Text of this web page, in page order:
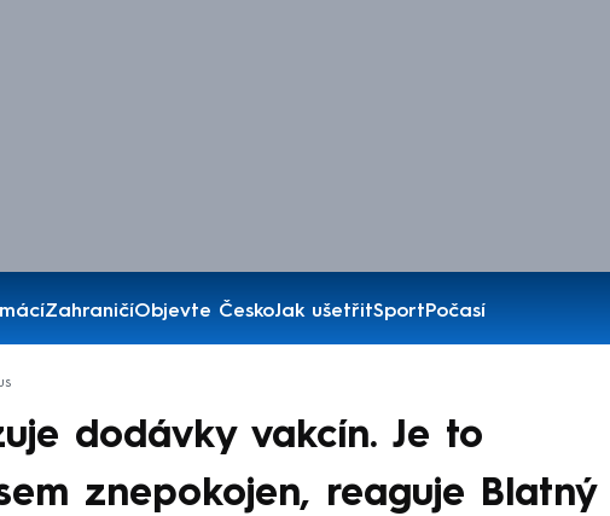
ZahraničíObjevte ČeskoJak ušetřitSportPočasí
dodávky vakcín. Je to
znepokojen, reaguje Blatný